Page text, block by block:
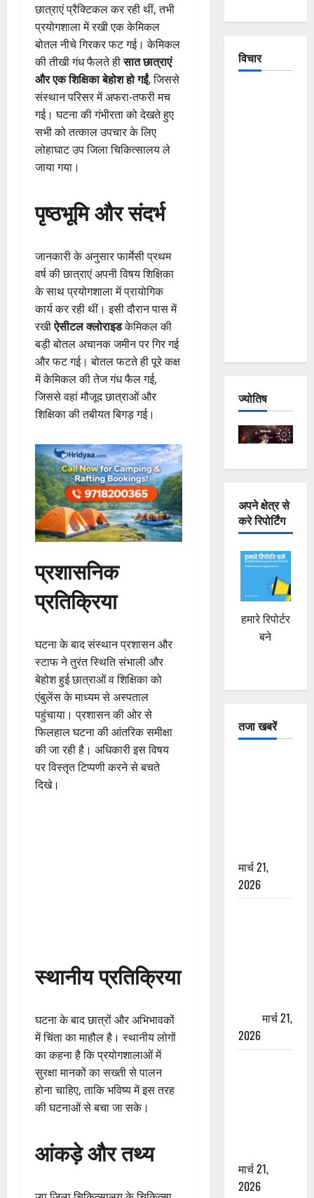
छात्राएं प्रैक्टिकल कर रही थीं, तभी
प्रयोगशाला में रखी एक केमिकल
बोतल नीचे गिरकर फट गई। केमिकल
की तीखी गंध फैलते हीसात छात्राएं
और एक शिक्षिका बेहोश हो गईं, जिससे
संस्थान परिसर में अफरा-तफरी मच
गई। घटना की गंभीरता को देखते हुए
सभी को तत्काल उपचार के लिए
लोहाघाट उप जिला चिकित्सालय ले
जाया गया।
पृष्ठभूमि और संदर्भ
जानकारी के अनुसार फार्मेसी प्रथम
वर्ष की छात्राएं अपनी विषय शिक्षिका
के साथ प्रयोगशाला में प्रायोगिक
कार्य कर रही थीं। इसी दौरान पास में
रखीऐसीटल क्लोराइडकेमिकल की
बड़ी बोतल अचानक जमीन पर गिर गई
और फट गई। बोतल फटते ही पूरे कक्ष
में केमिकल की तेज गंध फैल गई,
जिससे वहां मौजूद छात्राओं और
शिक्षिका की तबीयत बिगड़ गई।
प्रशासनिक
प्रतिक्रिया
घटना के बाद संस्थान प्रशासन और
स्टाफ ने तुरंत स्थिति संभाली और
बेहोश हुई छात्राओं व शिक्षिका को
एंबुलेंस के माध्यम से अस्पताल
पहुंचाया। प्रशासन की ओर से
फिलहाल घटना की आंतरिक समीक्षा
की जा रही है। अधिकारी इस विषय
पर विस्तृत टिप्पणी करने से बचते
दिखे।
स्थानीय प्रतिक्रिया
घटना के बाद छात्रों और अभिभावकों
में चिंता का माहौल है। स्थानीय लोगों
का कहना है कि प्रयोगशालाओं में
सुरक्षा मानकों का सख्ती से पालन
होना चाहिए, ताकि भविष्य में इस तरह
की घटनाओं से बचा जा सके।
आंकड़े और तथ्य
विचार
ज्योतिष
अपने क्षेत्र से
करे रिपोर्टिंग
हमारे रिपोर्टर
बने
तजा खबरें
मार्च 21,
2026
मार्च 21,
2026
मार्च 21,
2026